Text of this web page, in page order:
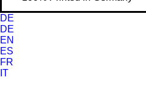
DE
DE
EN
ES
FR
IT